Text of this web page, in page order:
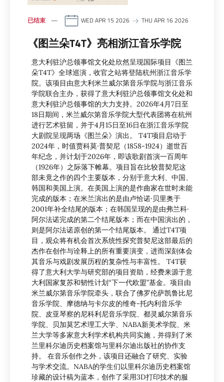
已结束 WED APR 15 2026 THU APR 16 2026
《图兰朵T4T》亮相浙江音乐学院
意大利驻沪总领事馆文化处欣然呈现国际项目《图兰
朵T4T》全球巡演，收官之站将登陆杭州浙江音乐学
院。该项目由意大利米兰威尔第音乐学院与浙江音乐
学院联合主办，获得了意大利驻沪总领事馆文化处和
意大利驻沪总领事馆的大力支持。2026年4月7日至
18日期间，米兰威尔第音乐学院大型代表团将在杭州
进行艺术驻留，并于4月15日至16日在浙江音乐学院
大剧院呈现两场《图兰朵》演出。 T4T项目启动于
2024年，时值贾科莫·普契尼（1858-1924）逝世百
年纪念，并计划于2026年，即该歌剧首演一百周年
（1926年）之际落下帷幕。项目旨在比较普契尼这
部未竟之作的四个主要版本，分别于意大利、中国、
韩国和美国上演。在美国上演的是作曲家在世时未能
完成的版本；在米兰演出的是由卢恰诺·贝里奥于
2001年补全结尾的版本；在韩国呈现的是由弗兰科·
阿尔法诺完成的第二个结尾版本；而在中国演出的，
则是阿尔法诺原创的第一个结尾版本。 通过T4T项
目，观众将有机会首次系统性探究普契尼这部最后的
杰作在创作与诠释上的所有重要演变，进而深刻体会
其音乐与戏剧发展历程的复杂性与丰富性。 T4T获
得了意大利大学与研究部的项目资助，经费来源于意
大利国家复苏和韧性计划“下一代欧盟”基金。项目由
米兰威尔第音乐学院牵头，联合了佛罗伦萨凯鲁比尼
音乐学院、摩德纳与卡尔皮的维奇-托内利音乐学
院、皮亚琴察的尼科利尼音乐学院、都灵威尔第音乐
学院、贝加莫艺术理工大学、NABA新美术学院、米
兰大学等多家意大利学术机构共同实施，并得到了米
兰里科尔迪历史档案馆与里科尔迪出版社的协作支
持。 在音乐创作之外，该项目还融合了研究、实验
与学术交流。NABA的学生们以里科尔迪历史档案馆
珍藏的设计稿为蓝本，创作了采用3D打印技术的服